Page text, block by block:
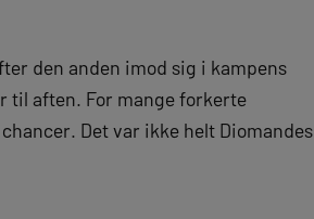
den anden imod sig i kampens
til aften. For mange forkerte
Det var ikke helt Diomandes